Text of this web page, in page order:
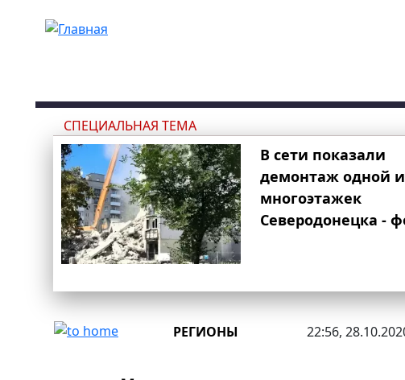
СПЕЦИАЛЬНАЯ ТЕМА
В сети показали
демонтаж одной
многоэтажек
Северодонецка -
РЕГИОНЫ 22:56,